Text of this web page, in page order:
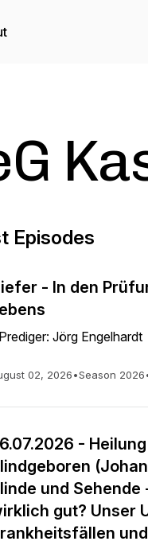
Episodes
- In den
Jörg Engelhardt
02, 2026•Season 2026
-
und
gut? Unser